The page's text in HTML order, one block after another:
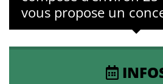
vous propose un